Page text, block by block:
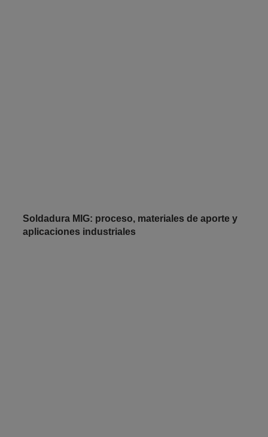
Soldadura MIG: proceso, materiales de aporte y
aplicaciones industriales